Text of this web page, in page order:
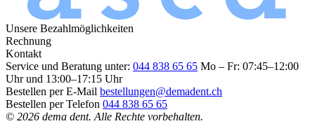
Unsere Bezahlmöglichkeiten
Rechnung
Kontakt
Service und Beratung unter: 044 838 65 65 Mo – Fr: 07:45–12:00
Uhr und 13:00–17:15 Uhr
Bestellen per E-Mail bestellungen@demadent.ch
Bestellen per Telefon 044 838 65 65
© 2026 dema dent. Alle Rechte vorbehalten.